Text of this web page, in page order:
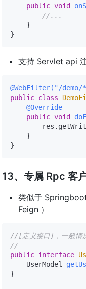
public void
//...
    }
支持 Servlet api
@WebFilter("/
public class
@Override
public void
    }
13、专属 Rpc 客
类似于
Feign ）
//[定义接口]，一般情
//
public interface
    UserModel
}